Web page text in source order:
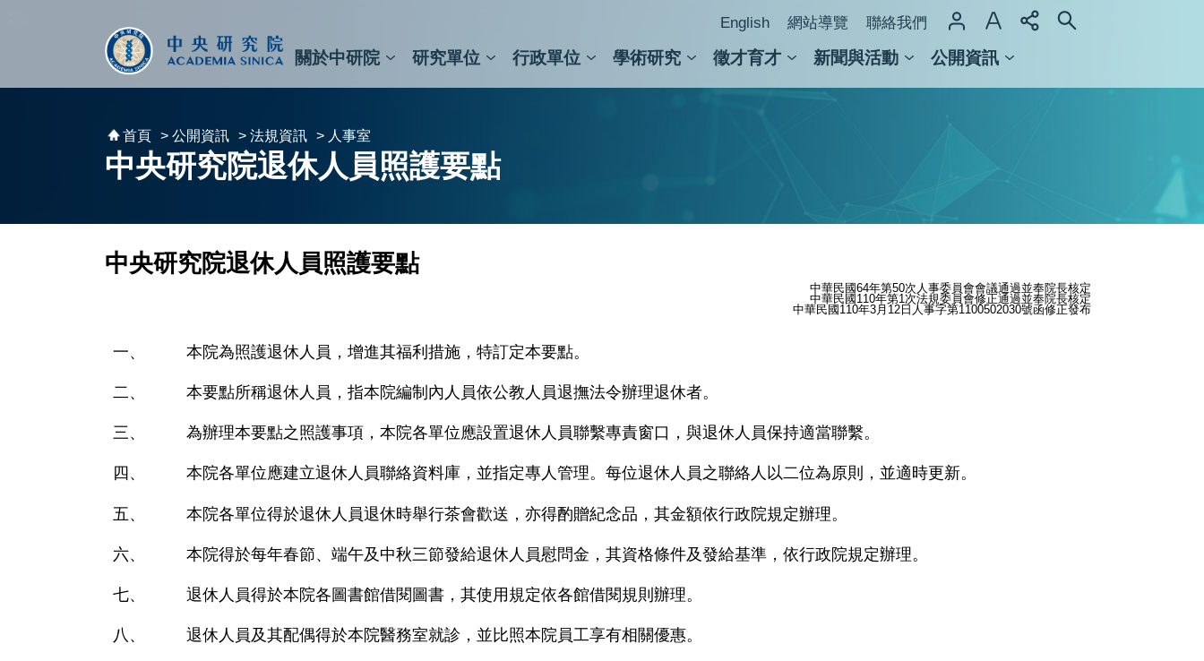
English 網站導覽 聯絡我們
關於中研院 研究單位 行政單位 學術研究 徵才育才 新聞與活動 公開資訊
首頁 > 公開資訊 > 法規資訊 > 人事室
中央研究院退休人員照護要點
中央研究院退休人員照護要點
中華民國64年第50次人事委員會會議通過並奉院長核定
中華民國110年第1次法規委員會修正通過並奉院長核定
中華民國110年3月12日人事字第1100502030號函修正發布
本院為照護退休人員，增進其福利措施，特訂定本要點。
本要點所稱退休人員，指本院編制內人員依公教人員退撫法令辦理退休者。
為辦理本要點之照護事項，本院各單位應設置退休人員聯繫專責窗口，與退休人員保持適當聯繫。
本院各單位應建立退休人員聯絡資料庫，並指定專人管理。每位退休人員之聯絡人以二位為原則，並適時更新。
本院各單位得於退休人員退休時舉行茶會歡送，亦得酌贈紀念品，其金額依行政院規定辦理。
本院得於每年春節、端午及中秋三節發給退休人員慰問金，其資格條件及發給基準，依行政院規定辦理。
退休人員得於本院各圖書館借閱圖書，其使用規定依各館借閱規則辦理。
退休人員及其配偶得於本院醫務室就診，並比照本院員工享有相關優惠。